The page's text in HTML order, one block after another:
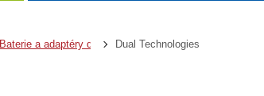
Baterie a adaptéry do notebookůDual Technologies